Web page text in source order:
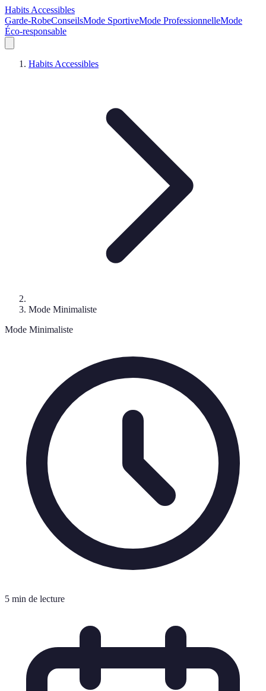
Habits Accessibles
Garde-RobeConseilsMode SportiveMode ProfessionnelleMode
Éco-responsable
Habits Accessibles
Mode Minimaliste
Mode Minimaliste
5 min de lecture